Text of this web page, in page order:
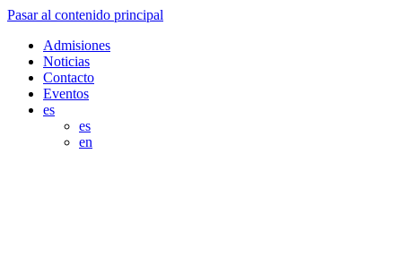
Pasar al contenido principal
Admisiones
Noticias
Contacto
Eventos
es
es
en